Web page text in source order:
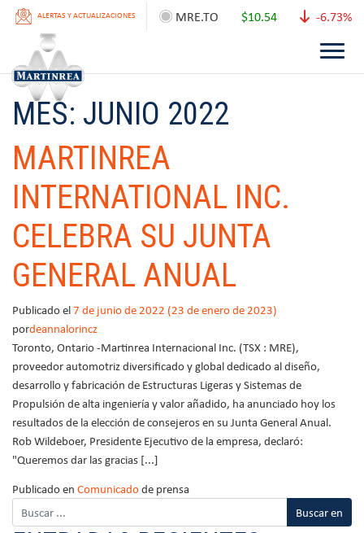
MRE.TO $10.54 -6.73%
ALERTAS Y ACTUALIZACIONES
MES: JUNIO 2022
MARTINREA
INTERNATIONAL INC.
CELEBRA SU JUNTA
GENERAL ANUAL
Publicado el7 de junio de 2022 (23 de enero de 2023)
pordeannalorincz
Toronto, Ontario -Martinrea Internacional Inc. (TSX : MRE),
proveedor automotriz diversificado y global dedicado al diseño,
desarrollo y fabricación de Estructuras Ligeras y Sistemas de
Propulsión de alta ingeniería y valor añadido, ha anunciado hoy los
resultados de la elección de consejeros en su Junta General Anual.
Rob Wildeboer, Presidente Ejecutivo de la empresa, declaró:
"Queremos dar las gracias [...]
Publicado enComunicadode prensa